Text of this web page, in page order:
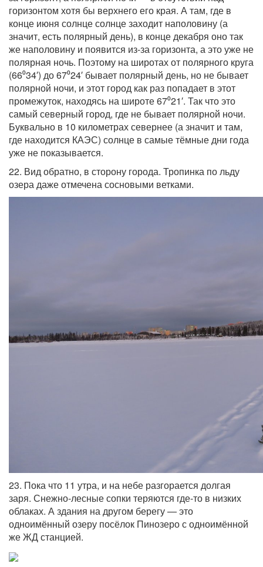
горизонтом хотя бы верхнего его края. А там, где в
конце июня солнце солнце заходит наполовину (а
значит, есть полярный день), в конце декабря оно так
же наполовину и появится из-за горизонта, а это уже не
полярная ночь. Поэтому на широтах от полярного круга
(66⁰34′) до 67⁰24′ бывает полярный день, но не бывает
полярной ночи, и этот город как раз попадает в этот
промежуток, находясь на широте 67⁰21′. Так что это
самый северный город, где не бывает полярной ночи.
Буквально в 10 километрах севернее (а значит и там,
где находится КАЭС) солнце в самые тёмные дни года
уже не показывается.
22. Вид обратно, в сторону города. Тропинка по льду
озера даже отмечена сосновыми ветками.
23. Пока что 11 утра, и на небе разгорается долгая
заря. Снежно-лесные сопки теряются где-то в низких
облаках. А здания на другом берегу — это
одноимённый озеру посёлок Пинозеро с одноимённой
же ЖД станцией.